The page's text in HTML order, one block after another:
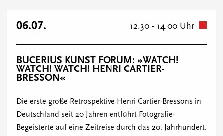
06.07. 12.30 - 14.00 Uhr
BUCERIUS KUNST FORUM: »WATCH!
WATCH! WATCH! HENRI CARTIER-
BRESSON«
Die erste große Retrospektive Henri Cartier-Bressons in
Deutschland seit 20 Jahren entführt Fotografie-
Begeisterte auf eine Zeitreise durch das 20. Jahrhundert.